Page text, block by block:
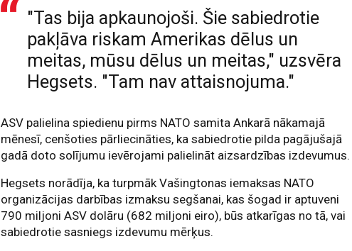
"Tas bija apkaunojoši. Šie sabiedrotie
pakļāva riskam Amerikas dēlus un
meitas, mūsu dēlus un meitas," uzsvēra
Hegsets. "Tam nav attaisnojuma."
ASV palielina spiedienu pirms NATO samita Ankarā nākamajā
mēnesī, cenšoties pārliecināties, ka sabiedrotie pilda pagājušajā
gadā doto solījumu ievērojami palielināt aizsardzības izdevumus.
Hegsets norādīja, ka turpmāk Vašingtonas iemaksas NATO
organizācijas darbības izmaksu segšanai, kas šogad ir aptuveni
790 miljoni ASV dolāru (682 miljoni eiro), būs atkarīgas no tā, vai
sabiedrotie sasniegs izdevumu mērķus.